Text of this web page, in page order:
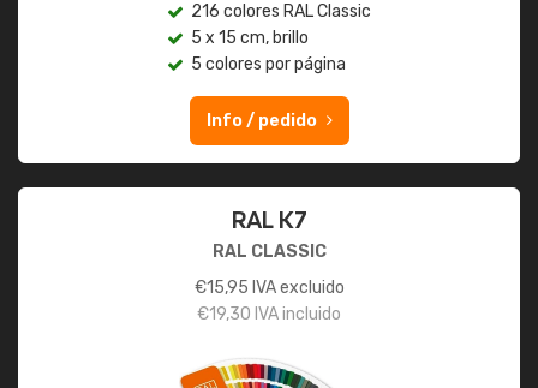
216 colores RAL Classic
5 x 15 cm, brillo
5 colores por página
Info / pedido
RAL K7
RAL CLASSIC
€15,95 IVA excluido
€19,30 IVA incluido